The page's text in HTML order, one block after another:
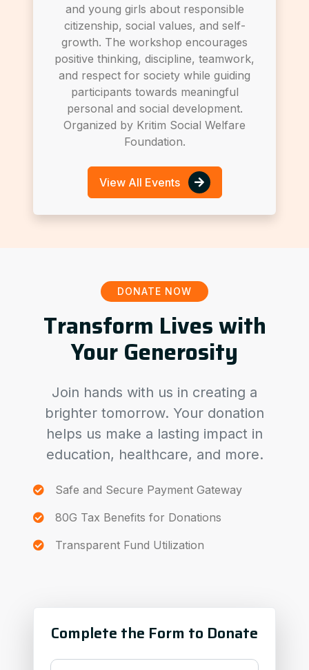
and young girls about responsible
citizenship, social values, and self-
growth. The workshop encourages
positive thinking, discipline, teamwork,
and respect for society while guiding
participants towards meaningful
personal and social development.
Organized by Kritim Social Welfare
Foundation.
View All Events
DONATE NOW
Transform Lives with
Your Generosity
Join hands with us in creating a
brighter tomorrow. Your donation
helps us make a lasting impact in
education, healthcare, and more.
Safe and Secure Payment Gateway
80G Tax Benefits for Donations
Transparent Fund Utilization
Complete the Form to Donate